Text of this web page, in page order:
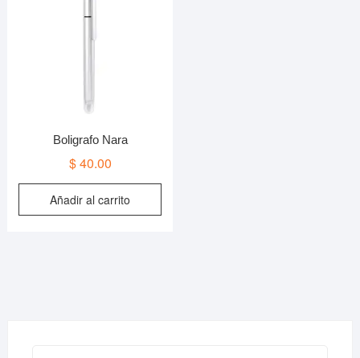
Boligrafo Nara
$40.00
Añadir al carrito